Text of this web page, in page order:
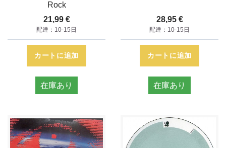
Rock
21,99 €
配達：10-15日
カートに追加
在庫あり
28,95 €
配達：10-15日
カートに追加
在庫あり